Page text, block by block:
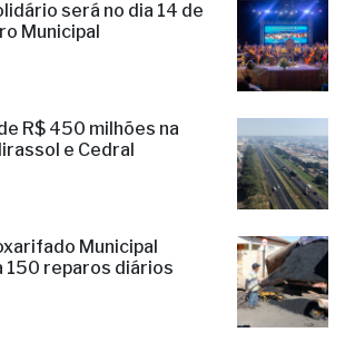
será no dia 14 de
Municipal
R$ 450 milhões na
e Cedral
Municipal
150 reparos diários